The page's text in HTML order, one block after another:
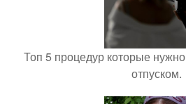
Топ 5 процедур которые
отпуском.